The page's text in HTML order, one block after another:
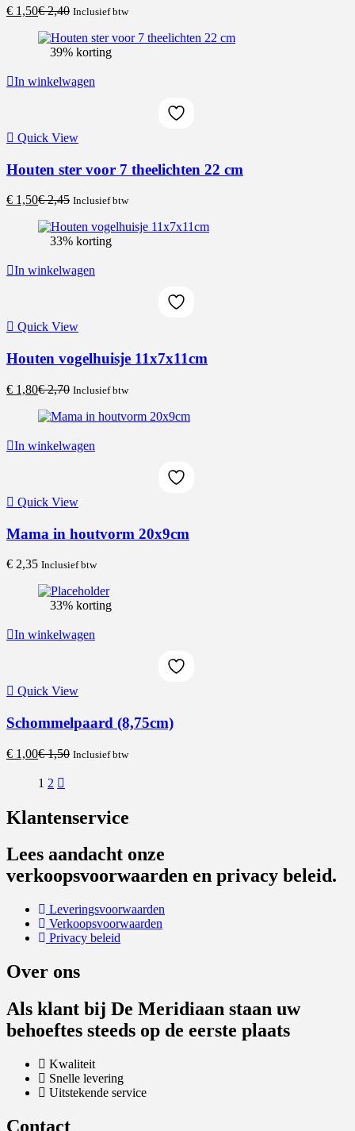
€ 1,50Current
is:
€ 1,50.
€2,40 Original
was:
€ 2,40.
Inclusief btw
39% korting
In winkelwagen
Quick View
Houten ster voor 7 theelichten 22 cm
€ 1,50Current
is:
€ 1,50.
€2,45 Original
was:
€ 2,45.
Inclusief btw
33% korting
In winkelwagen
Quick View
Houten vogelhuisje 11x7x11cm
€ 1,80Current
is:
€2,70 Original
was:
Inclusief btw
In winkelwagen
Quick View
Mama in houtvorm 20x9cm
€ 2,35 Inclusief btw
33% korting
In winkelwagen
Quick View
Schommelpaard (8,75cm)
€ 1,00Current
is:
€1,50 Original
Inclusief btw
1 2
Klantenservice
Lees aandacht onze
verkoopsvoorwaarden en privacy beleid.
Leveringsvoorwaarden
Verkoopsvoorwaarden
Privacy beleid
Over ons
Als klant bij De Meridiaan staan uw
behoeftes steeds op de eerste plaats
Kwaliteit
Snelle levering
Uitstekende service
Contact